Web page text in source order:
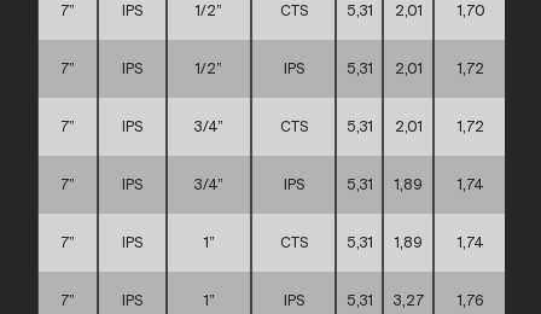
7” IPS 1/2” CTS 5,31 2,01 1,70
7” IPS 1/2” IPS 5,31 2,01 1,72
7” IPS 3/4” CTS 5,31 2,01 1,72
7” IPS 3/4” IPS 5,31 1,89 1,74
7” IPS 1” CTS 5,31 1,89 1,74
7” IPS 1” IPS 5,31 3,27 1,76